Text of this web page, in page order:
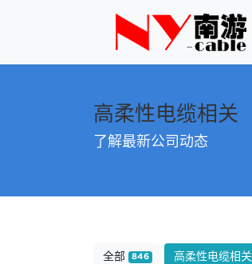
高柔性电缆相关
了解最新公司动态
全部 846 高柔性电缆相关